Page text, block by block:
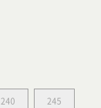
240 245